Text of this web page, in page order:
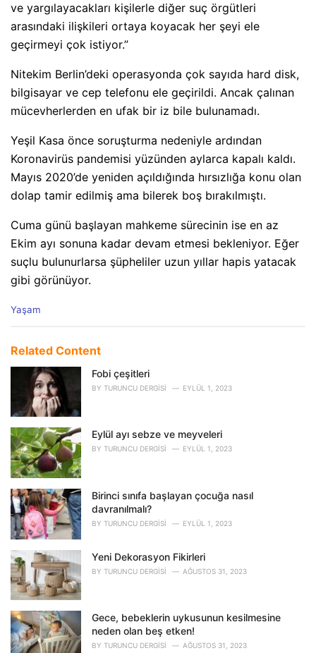
ve yargılayacakları kişilerle diğer suç örgütleri
arasındaki ilişkileri ortaya koyacak her şeyi ele
geçirmeyi çok istiyor.”
Nitekim Berlin’deki operasyonda çok sayıda hard disk,
bilgisayar ve cep telefonu ele geçirildi. Ancak çalınan
mücevherlerden en ufak bir iz bile bulunamadı.
Yeşil Kasa önce soruşturma nedeniyle ardından
Koronavirüs pandemisi yüzünden aylarca kapalı kaldı.
Mayıs 2020’de yeniden açıldığında hırsızlığa konu olan
dolap tamir edilmiş ama bilerek boş bırakılmıştı.
Cuma günü başlayan mahkeme sürecinin ise en az
Ekim ayı sonuna kadar devam etmesi bekleniyor. Eğer
suçlu bulunurlarsa şüpheliler uzun yıllar hapis yatacak
gibi görünüyor.
C
e
e
:
Yaşam
Related Content
Fobi çeşitleri
BY TURUNCU DERGISI EYLÜL 1, 2023
Eylül ayı sebze ve meyveleri
BY TURUNCU DERGISI EYLÜL 1, 2023
Birinci sınıfa başlayan çocuğa nasıl
davranılmalı?
BY TURUNCU DERGISI EYLÜL 1, 2023
Yeni Dekorasyon Fikirleri
BY TURUNCU DERGISI AĞUSTOS 31, 2023
Gece, bebeklerin uykusunun kesilmesine
neden olan beş etken!
BY TURUNCU DERGISI AĞUSTOS 31, 2023